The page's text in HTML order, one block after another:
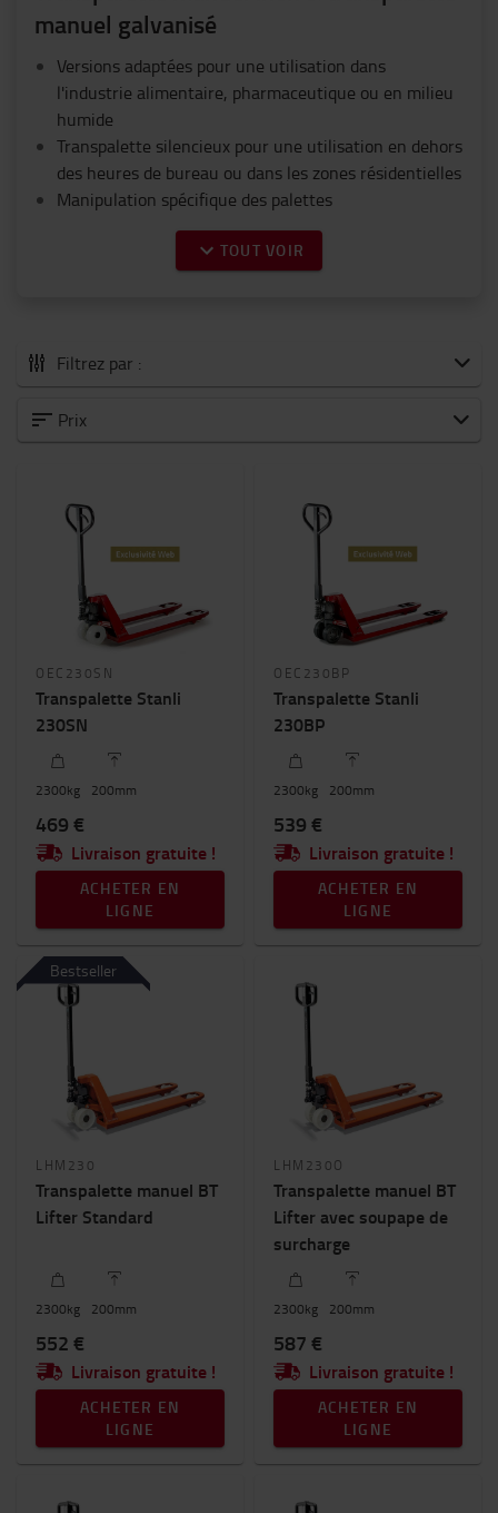
manuel galvanisé
Versions adaptées pour une utilisation dans
l'industrie alimentaire, pharmaceutique ou en milieu
humide
Transpalette silencieux pour une utilisation en dehors
des heures de bureau ou dans les zones résidentielles
Manipulation spécifique des palettes
TOUT VOIR
Filtrez par :
Tous les Transpalettes manuels
Application spécifique
Capacité nominale
Hauteur de levée (mm)
300mm
Prix
OEC230SN
Transpalette Stanli
230SN
2300kg 200mm
469 €
Livraison gratuite !
ACHETER EN
LIGNE
OEC230BP
Transpalette Stanli
230BP
2300kg 200mm
539 €
Livraison gratuite !
ACHETER EN
LIGNE
Bestseller
LHM230
Transpalette manuel BT
Lifter Standard
2300kg 200mm
552 €
Livraison gratuite !
ACHETER EN
LIGNE
LHM230O
Transpalette manuel BT
Lifter avec soupape de
surcharge
2300kg 200mm
587 €
Livraison gratuite !
ACHETER EN
LIGNE